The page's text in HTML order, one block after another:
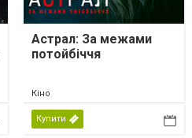
Астрал: За межами
потойбіччя
Кіно
Купити